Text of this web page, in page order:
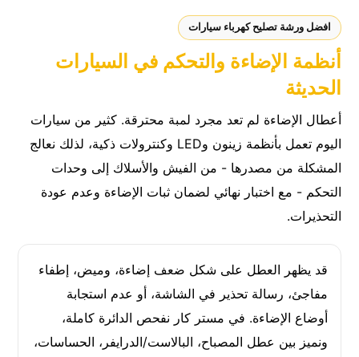
افضل ورشة تصليح كهرباء سيارات
أنظمة الإضاءة والتحكم في السيارات
الحديثة
أعطال الإضاءة لم تعد مجرد لمبة محترقة. كثير من سيارات
اليوم تعمل بأنظمة زينون وLED وكنترولات ذكية، لذلك نعالج
المشكلة من مصدرها - من الفيش والأسلاك إلى وحدات
التحكم - مع اختبار نهائي لضمان ثبات الإضاءة وعدم عودة
التحذيرات.
قد يظهر العطل على شكل ضعف إضاءة، وميض، إطفاء
مفاجئ، رسالة تحذير في الشاشة، أو عدم استجابة
أوضاع الإضاءة. في مستر كار نفحص الدائرة كاملة،
ونميز بين عطل المصباح، البالاست/الدرايفر، الحساسات،